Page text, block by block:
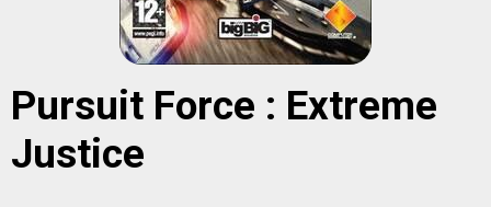
Pursuit Force : Extreme
Justice